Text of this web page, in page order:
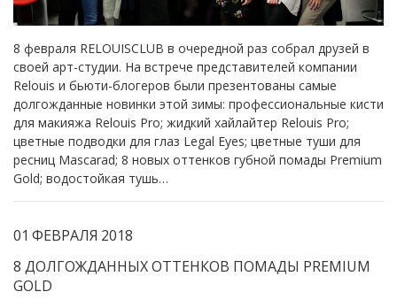
8 февраля RELOUISCLUB в очередной раз собрал друзей в
своей арт-студии. На встрече представителей компании
Relouis и бьюти-блогеров были презентованы самые
долгожданные новинки этой зимы: профессиональные кисти
для макияжа Relouis Pro; жидкий хайлайтер Relouis Pro;
цветные подводки для глаз Legal Eyes; цветные туши для
ресниц Mascarad; 8 новых оттенков губной помады Premium
Gold; водостойкая тушь…
01 ФЕВРАЛЯ 2018
8 ДОЛГОЖДАННЫХ ОТТЕНКОВ ПОМАДЫ PREMIUM
GOLD